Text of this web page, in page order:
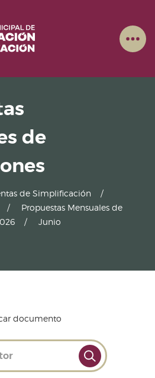
de
de Simplificación
Propuestas Mensuales de
Junio
documento